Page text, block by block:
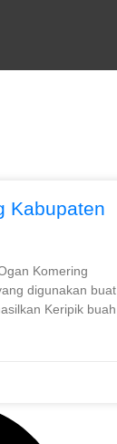
Kabupaten
Komering
digunakan buat
Keripik buah